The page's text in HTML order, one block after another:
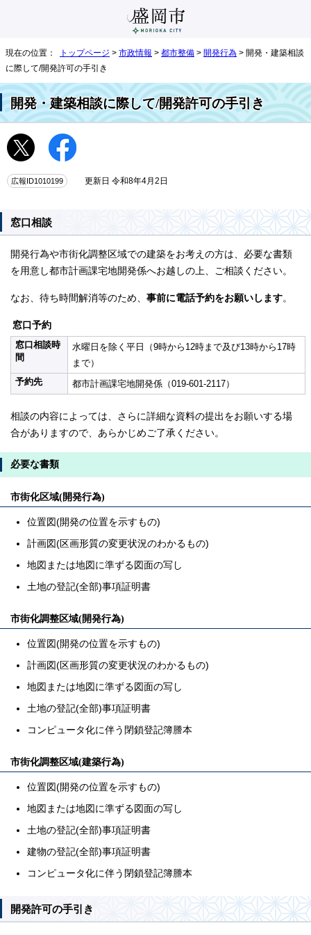
現在の位置： トップページ > 市政情報 > 都市整備 > 開発行為 > 開発・建築相談
に際して/開発許可の手引き
開発・建築相談に際して/開発許可の手引き
広報ID1010199 更新日 令和8年4月2日
窓口相談
開発行為や市街化調整区域での建築をお考えの方は、必要な書類
を用意し都市計画課宅地開発係へお越しの上、ご相談ください。
なお、待ち時間解消等のため、 事前に電話予約をお願いします。
窓口予約
窓口相談時
間
水曜日を除く平日（9時から12時まで及び13時から17時
まで）
予約先
都市計画課宅地開発係（019-601-2117）
相談の内容によっては、さらに詳細な資料の提出をお願いする場
合がありますので、あらかじめご了承ください。
必要な書類
市街化区域(開発行為)
位置図(開発の位置を示すもの)
計画図(区画形質の変更状況のわかるもの)
地図または地図に準ずる図面の写し
土地の登記(全部)事項証明書
市街化調整区域(開発行為)
位置図(開発の位置を示すもの)
計画図(区画形質の変更状況のわかるもの)
地図または地図に準ずる図面の写し
土地の登記(全部)事項証明書
コンピュータ化に伴う閉鎖登記簿謄本
市街化調整区域(建築行為)
位置図(開発の位置を示すもの)
地図または地図に準ずる図面の写し
土地の登記(全部)事項証明書
建物の登記(全部)事項証明書
コンピュータ化に伴う閉鎖登記簿謄本
開発許可の手引き